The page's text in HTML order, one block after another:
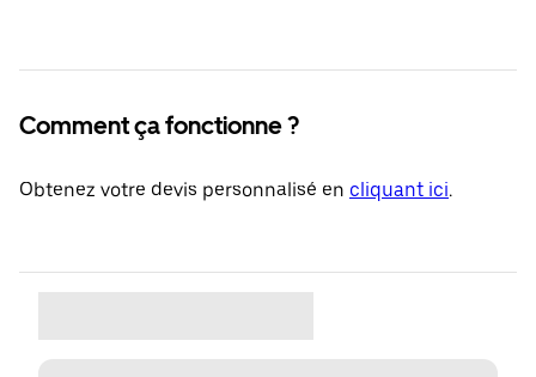
Comment ça fonctionne ?
Obtenez votre devis personnalisé en cliquant ici.